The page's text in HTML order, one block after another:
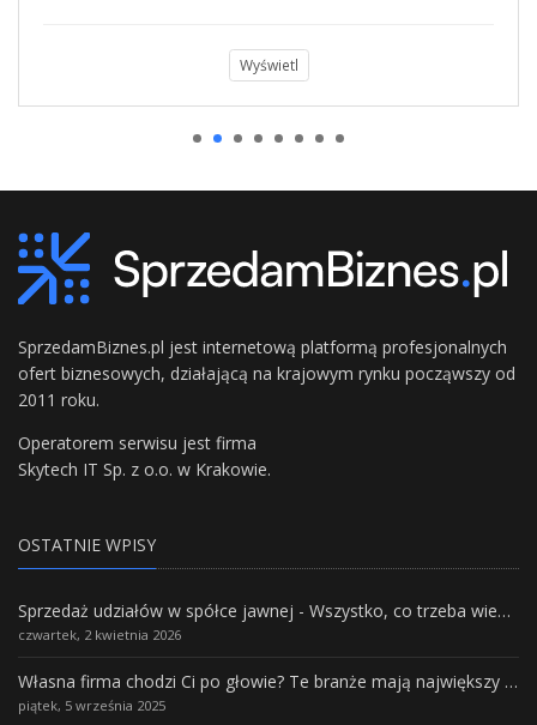
Wyświetl
SprzedamBiznes.pl jest internetową platformą profesjonalnych
ofert biznesowych, działającą na krajowym rynku począwszy od
2011 roku.
Operatorem serwisu jest firma
Skytech IT Sp. z o.o. w Krakowie.
OSTATNIE WPISY
Sprzedaż udziałów w spółce jawnej - Wszystko, co trzeba wiedzieć.
czwartek, 2 kwietnia 2026
Własna firma chodzi Ci po głowie? Te branże mają największy potencjał rozwoju
piątek, 5 września 2025